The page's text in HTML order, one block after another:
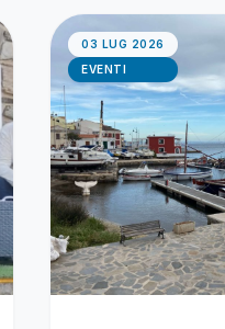
03 LUG 2026
EVENTI